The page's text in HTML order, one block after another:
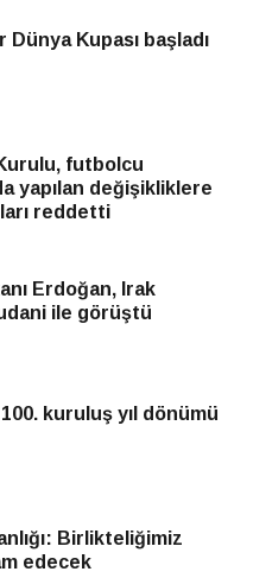
Dünya Kupası başladı
futbolcu
yapılan değişikliklere
reddetti
Erdoğan, Irak
ile görüştü
kuruluş yıl dönümü
Birlikteliğimiz
edecek